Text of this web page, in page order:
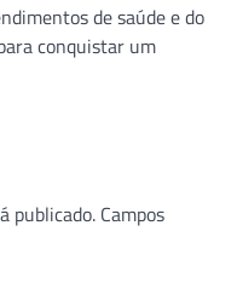
de saúde e do
conquistar um
publicado. Campos